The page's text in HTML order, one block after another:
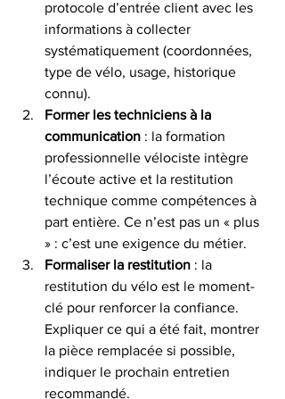
protocole d’entrée client avec les
informations à collecter
systématiquement (coordonnées,
type de vélo, usage, historique
connu).
Former les techniciens à la
communication : la formation
professionnelle vélociste intègre
l’écoute active et la restitution
technique comme compétences à
part entière. Ce n’est pas un « plus
» : c’est une exigence du métier.
Formaliser la restitution : la
restitution du vélo est le moment-
clé pour renforcer la confiance.
Expliquer ce qui a été fait, montrer
la pièce remplacée si possible,
indiquer le prochain entretien
recommandé.